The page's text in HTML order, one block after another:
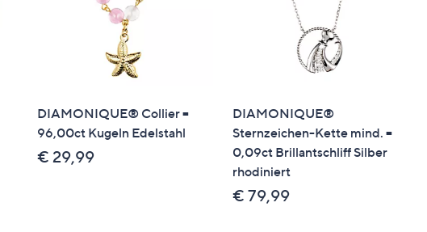
DIAMONIQUE® Collier =
96,00ct Kugeln Edelstahl
€ 29,99
DIAMONIQUE®
Sternzeichen-Kette mind. =
0,09ct Brillantschliff Silber
rhodiniert
€ 79,99